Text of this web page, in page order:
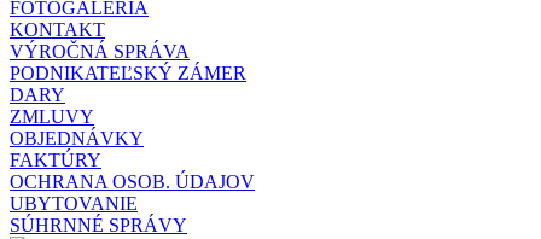
FOTOGALÉRIA
KONTAKT
VÝROČNÁ SPRÁVA
PODNIKATEĽSKÝ ZÁMER
DARY
ZMLUVY
OBJEDNÁVKY
FAKTÚRY
OCHRANA OSOB. ÚDAJOV
UBYTOVANIE
SÚHRNNÉ SPRÁVY